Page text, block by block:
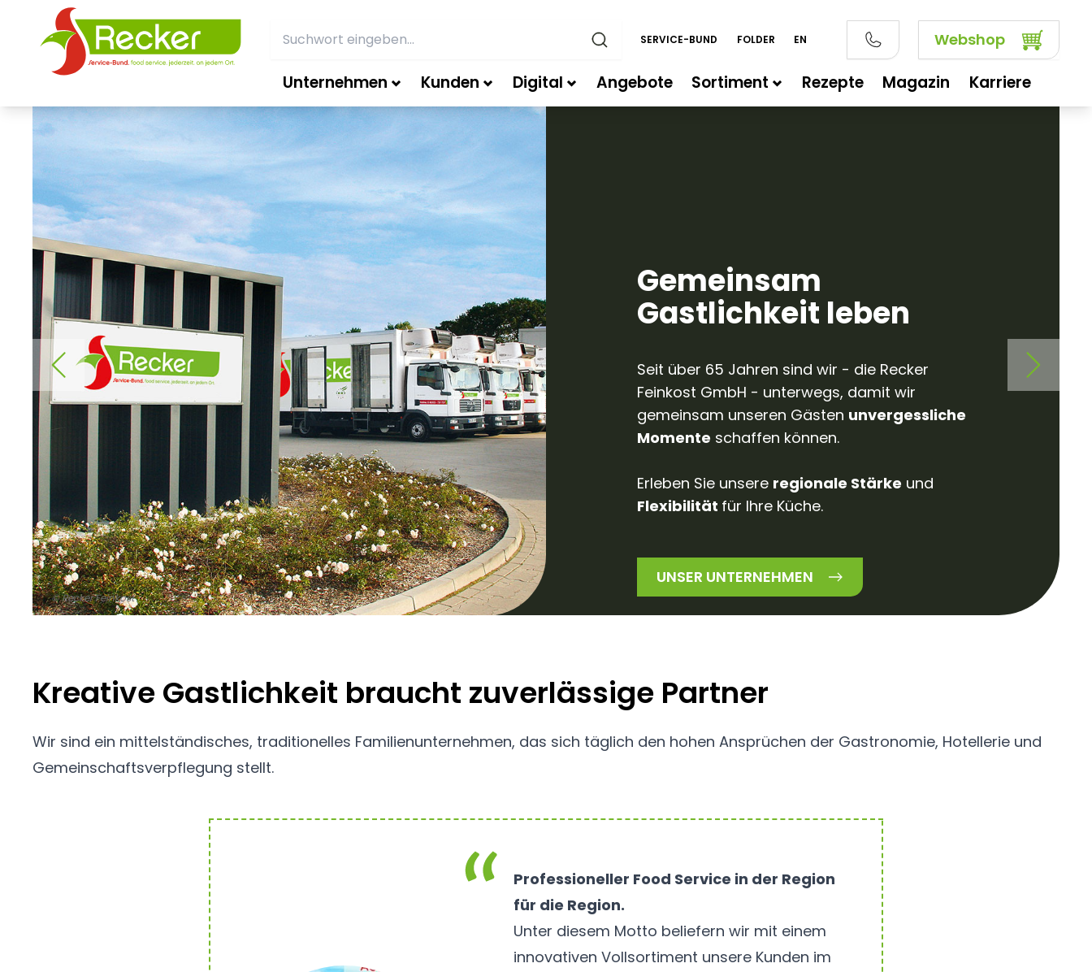
SERVICE-BUND FOLDER EN Webshop
Unternehmen Kunden Digital Angebote Sortiment Rezepte Magazin Karriere
© Recker Feinkost
Gemeinsam
Gastlichkeit leben
Seit über 65 Jahren sind wir - die Recker
Feinkost GmbH - unterwegs, damit wir
gemeinsam unseren Gästen unvergessliche
Momente schaffen können.
Erleben Sie unsere regionale Stärke und
Flexibilität für Ihre Küche.
UNSER UNTERNEHMEN
Kreative Gastlichkeit braucht zuverlässige Partner
Wir sind ein mittelständisches, traditionelles Familienunternehmen, das sich täglich den hohen Ansprüchen der Gastronomie, Hotellerie und
Gemeinschaftsverpflegung stellt.
Professioneller Food Service in der Region
für die Region.
Unter diesem Motto beliefern wir mit einem
innovativen Vollsortiment unsere Kunden im